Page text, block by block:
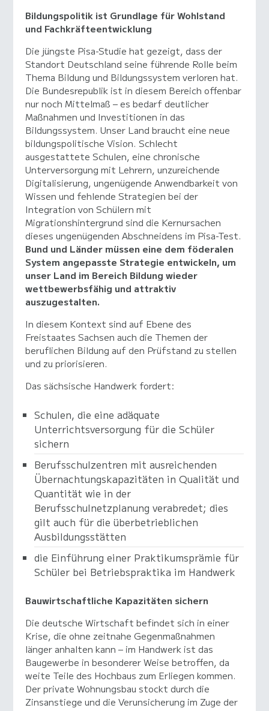
Bildungspolitik ist Grundlage für Wohlstand
und Fachkräfteentwicklung
Die jüngste Pisa-Studie hat gezeigt, dass der
Standort Deutschland seine führende Rolle beim
Thema Bildung und Bildungssystem verloren hat.
Die Bundesrepublik ist in diesem Bereich offenbar
nur noch Mittelmaß – es bedarf deutlicher
Maßnahmen und Investitionen in das
Bildungssystem. Unser Land braucht eine neue
bildungspolitische Vision. Schlecht
ausgestattete Schulen, eine chronische
Unterversorgung mit Lehrern, unzureichende
Digitalisierung, ungenügende Anwendbarkeit von
Wissen und fehlende Strategien bei der
Integration von Schülern mit
Migrationshintergrund sind die Kernursachen
dieses ungenügenden Abschneidens im Pisa-Test.
Bund und Länder müssen eine dem föderalen
System angepasste Strategie entwickeln, um
unser Land im Bereich Bildung wieder
wettbewerbsfähig und attraktiv
auszugestalten.
In diesem Kontext sind auf Ebene des
Freistaates Sachsen auch die Themen der
beruflichen Bildung auf den Prüfstand zu stellen
und zu priorisieren.
Das sächsische Handwerk fordert:
Schulen, die eine adäquate
Unterrichtsversorgung für die Schüler
sichern
Berufsschulzentren mit ausreichenden
Übernachtungskapazitäten in Qualität und
Quantität wie in der
Berufsschulnetzplanung verabredet; dies
gilt auch für die überbetrieblichen
Ausbildungsstätten
die Einführung einer Praktikumsprämie für
Schüler bei Betriebspraktika im Handwerk
Bauwirtschaftliche Kapazitäten sichern
Die deutsche Wirtschaft befindet sich in einer
Krise, die ohne zeitnahe Gegenmaßnahmen
länger anhalten kann – im Handwerk ist das
Baugewerbe in besonderer Weise betroffen, da
weite Teile des Hochbaus zum Erliegen kommen.
Der private Wohnungsbau stockt durch die
Zinsanstiege und die Verunsicherung im Zuge der